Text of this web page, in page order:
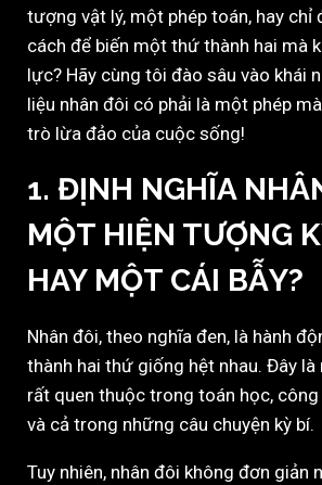
tượng vật lý, một phép toán, hay chỉ
cách để biến một thứ thành hai mà
lực? Hãy cùng tôi đào sâu vào khái
liệu nhân đôi có phải là một phép
trò lừa đảo của cuộc sống!
1. ĐỊNH NGHĨA
MỘT HIỆN TƯỢNG
HAY MỘT CÁI BẪY?
Nhân đôi, theo nghĩa đen, là hành
thành hai thứ giống hệt nhau. Đây là
rất quen thuộc trong toán học, công
và cả trong những câu chuyện kỳ bí.
Tuy nhiên, nhân đôi không đơn giản